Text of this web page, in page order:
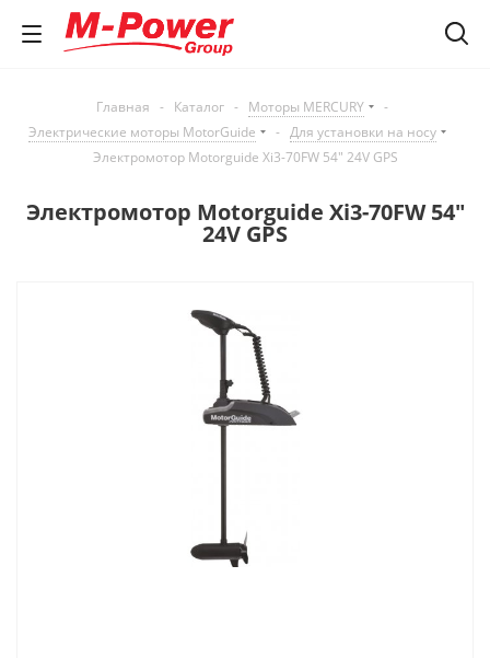
Главная - Каталог - Моторы MERCURY
-
Электрические моторы MotorGuide
- Для установки на носу
Электромотор Motorguide Xi3-70FW 54" 24V GPS
Электромотор Motorguide Xi3-70FW 54"
24V GPS